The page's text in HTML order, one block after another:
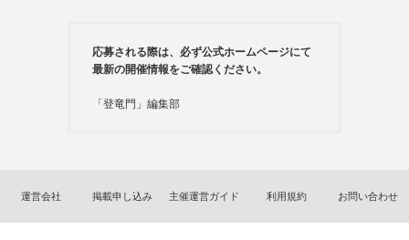
応募される際は、必ず公式ホームページにて
最新の開催情報をご確認ください。
「登竜門」編集部
運営会社 掲載申し込み 主催運営ガイド 利用規約 お問い合わせ